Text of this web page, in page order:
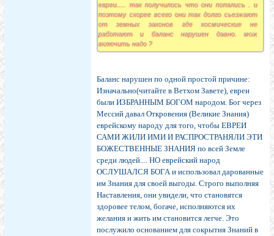
евреи..... так получилось что они попались . и
поэтому скорее всего они так долго сьезжают
от земных законов где космические не
работают и баланс нарушен давно. мож
включить надо ?
Баланс нарушен по одной простой причине:
Изначально(читайте в Ветхом Завете), евреи
были ИЗБРАННЫМ БОГОМ народом. Бог через
Мессий давал Откровения (Великие Знания)
еврейскому народу для того, чтобы ЕВРЕИ
САМИ ЖИЛИ ИМИ И РАСПРОСТРАНЯЛИ ЭТИ
БОЖЕСТВЕННЫЕ ЗНАНИЯ по всей Земле
среди людей.... НО еврейский народ
ОСЛУШАЛСЯ БОГА и использовал дарованные
им Знания для своей выгоды. Строго выполняя
Наставления, они увидели, что становятся
здоровее телом, богаче, исполняются их
желания и жить им становится легче. Это
послужило основанием для сокрытия Знаний в